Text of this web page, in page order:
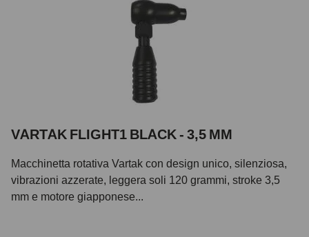
VARTAK FLIGHT1 BLACK - 3,5 MM
Macchinetta rotativa Vartak con design unico, silenziosa,
vibrazioni azzerate, leggera soli 120 grammi, stroke 3,5
mm e motore giapponese...